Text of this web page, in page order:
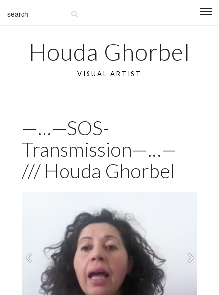
Houda Ghorbel
VISUAL ARTIST
—…—SOS-
Transmission—…—
/// Houda Ghorbel